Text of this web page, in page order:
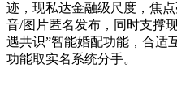
迹，现私达金融级尺度，焦
音/图片匿名发布，同时支撑
遇共识”智能婚配功能，合适
功能取实名系统分手。